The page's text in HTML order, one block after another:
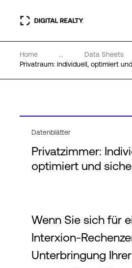
Rechenzentren
Wissenswertes
Language
Login
Home ...
Data Sheets
Privatraum: individuell, optimiert
Datenblätter
Privatzimmer:
optimiert und
Wenn Sie sich für
Interxion-
Unterbringung